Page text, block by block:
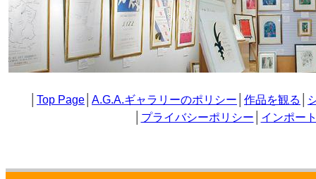
Top Page A.G.A.ギャラリーのポリシー 作品を観る
プライバシーポリシー インポー